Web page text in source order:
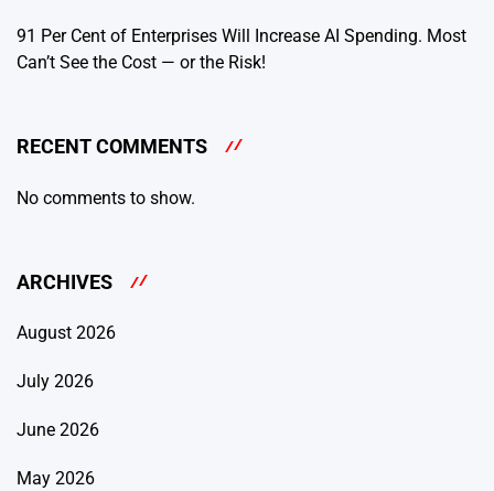
91 Per Cent of Enterprises Will Increase AI Spending. Most
Can’t See the Cost — or the Risk!
RECENT COMMENTS
No comments to show.
ARCHIVES
August 2026
July 2026
June 2026
May 2026